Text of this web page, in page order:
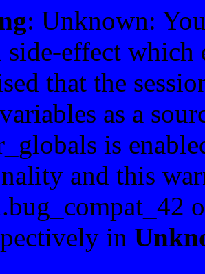
: Unknown:
side-effect
that the
as a
is
and this
in